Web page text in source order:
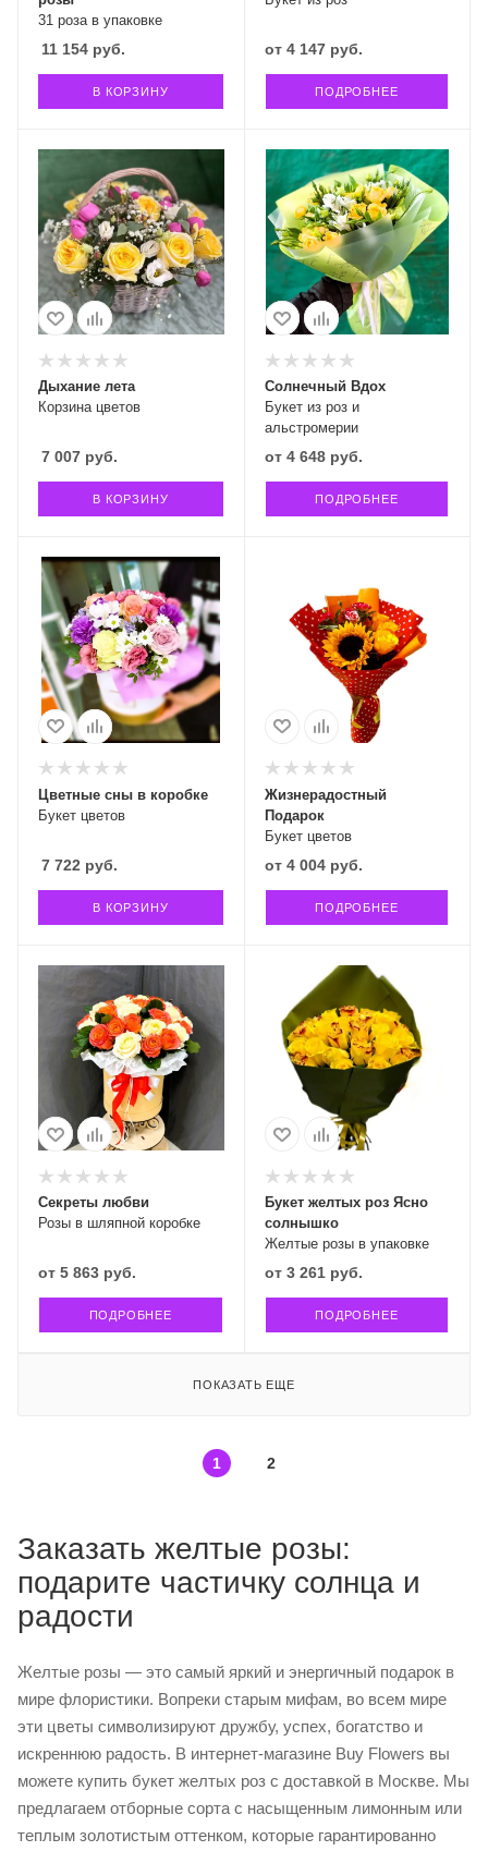
31 роза в упаковке
11 154 руб.
В КОРЗИНУ
от 4 147 руб.
ПОДРОБНЕЕ
Корзина цветов
Дыхание лета
7 007 руб.
В КОРЗИНУ
Букет из роз и
альстромерии
Солнечный Вдох
от 4 648 руб.
ПОДРОБНЕЕ
Букет цветов
Цветные сны в коробке
7 722 руб.
В КОРЗИНУ
Букет цветов
Жизнерадостный
Подарок
от 4 004 руб.
ПОДРОБНЕЕ
Розы в шляпной коробке
Секреты любви
от 5 863 руб.
ПОДРОБНЕЕ
Желтые розы в упаковке
Букет желтых роз Ясно
солнышко
от 3 261 руб.
ПОДРОБНЕЕ
ПОКАЗАТЬ ЕЩЕ
1 2
Заказать желтые розы:
подарите частичку солнца и
радости
Желтые розы — это самый яркий и энергичный подарок в
мире флористики. Вопреки старым мифам, во всем мире
эти цветы символизируют дружбу, успех, богатство и
искреннюю радость. В интернет-магазине Buy Flowers вы
можете купить букет желтых роз с доставкой в Москве. Мы
предлагаем отборные сорта с насыщенным лимонным или
теплым золотистым оттенком, которые гарантированно